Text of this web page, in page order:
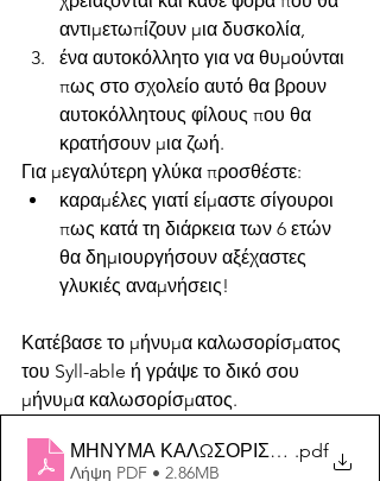
αντιμετωπίζουν μια δυσκολία,
ένα αυτοκόλλητο για να θυμούνται
πως στο σχολείο αυτό θα βρουν
αυτοκόλλητους φίλους που θα
κρατήσουν μια ζωή.
Για μεγαλύτερη γλύκα προσθέστε:
καραμέλες γιατί είμαστε σίγουροι
πως κατά τη διάρκεια των 6 ετών
θα δημιουργήσουν αξέχαστες
γλυκιές αναμνήσεις!
Κατέβασε το μήνυμα καλωσορίσματος
του Syll-able ή γράψε το δικό σου
μήνυμα καλωσορίσματος.
ΜΗΝΥΜΑ ΚΑΛΩΣΟΡΙΣΜΑΤΟΣ ΓΙΑ
.pdf
Λήψη PDF • 2.86MB